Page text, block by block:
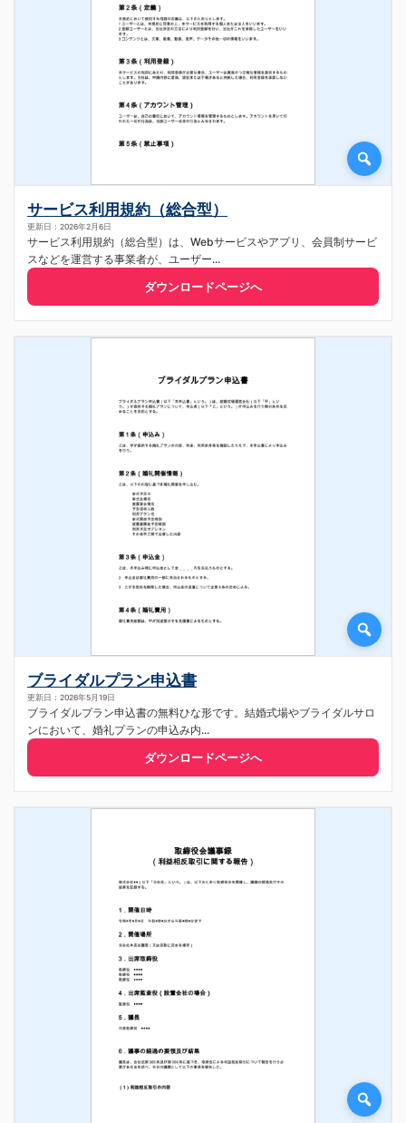
サービス利用規約（総合型）
更新日：2026年2月6日
サービス利用規約（総合型）は、Webサービスやアプリ、会員制サービ
スなどを運営する事業者が、ユーザー...
ダウンロードページへ
ブライダルプラン申込書
更新日：2026年5月19日
ブライダルプラン申込書の無料ひな形です。結婚式場やブライダルサロ
ンにおいて、婚礼プランの申込み内...
ダウンロードページへ